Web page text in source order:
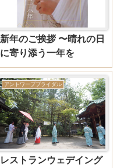
新年のご挨拶 〜晴れの日
に寄り添う一年を
アントワープブライダル
レストランウェデイング